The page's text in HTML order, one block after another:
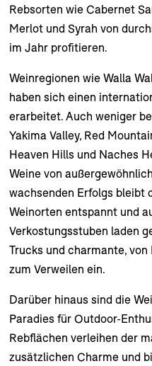
Rebsorten wie Cabernet
Merlot und Syrah von
im Jahr profitieren.
Weinregionen wie Walla
haben sich einen
erarbeitet. Auch weniger
Yakima Valley, Red
Heaven Hills und Naches
Weine von
wachsenden Erfolgs bleibt
Weinorten entspannt und
Verkostungsstuben laden
Trucks und charmante,
zum Verweilen ein.
Darüber hinaus sind die
Paradies für Outdoor-
Rebflächen verleihen der
zusätzlichen Charme und